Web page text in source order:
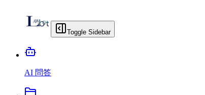
Toggle Sidebar
AI 問答